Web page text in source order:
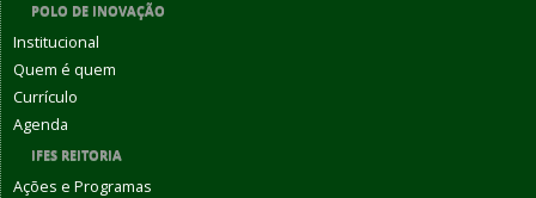
POLO DE INOVAÇÃO
Institucional
Quem é quem
Currículo
Agenda
IFES REITORIA
Ações e Programas